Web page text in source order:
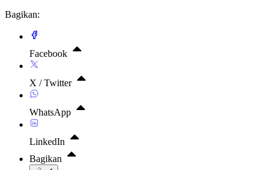
Bagikan:
Facebook
X / Twitter
WhatsApp
LinkedIn
Bagikan